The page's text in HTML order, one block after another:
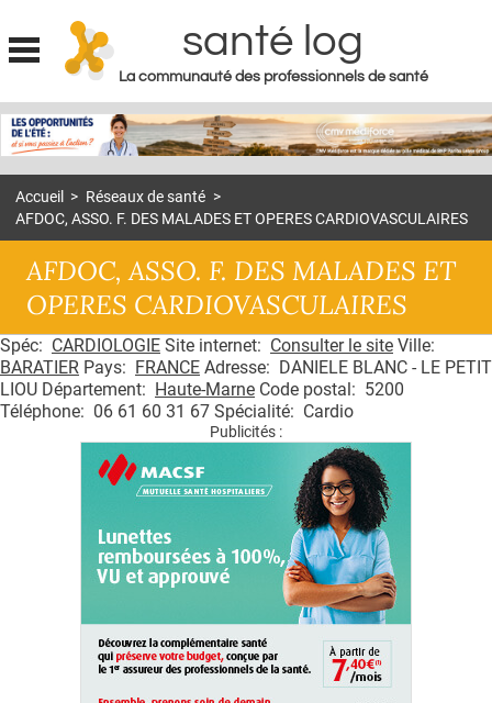
Jump to navigation
santé log
La communauté des professionnels de santé
MON COMPTE
S'ABONNER À LA REVUE SOIN À DOMICILE
DOSSIERS
RÉSEAUX
E-REVUE SAD
THÉMA
QUI SOMMES-NOUS ?
CONDITIONS GÉNÉRALES
Accueil > Réseaux de santé >
AFDOC, ASSO. F. DES MALADES ET OPERES CARDIOVASCULAIRES
AFDOC, ASSO. F. DES MALADES ET
OPERES CARDIOVASCULAIRES
Spéc: CARDIOLOGIE Site internet: Consulter le site Ville:
BARATIER Pays: FRANCE Adresse: DANIELE BLANC - LE PETIT
LIOU Département: Haute-Marne Code postal: 5200
Téléphone: 06 61 60 31 67 Spécialité: Cardio
Publicités :